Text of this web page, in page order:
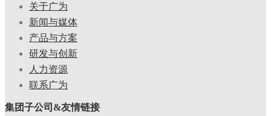
关于广为
新闻与媒体
产品与方案
研发与创新
人力资源
联系广为
集团子公司&友情链接